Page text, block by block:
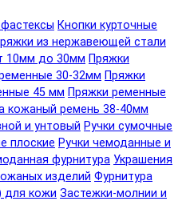
Кнопки курточные
из нержавеющей стали
10мм до 30мм Пряжки
30-32мм Пряжки
45 мм Пряжки ременные
кожаный ремень 38-40мм
и унтовый Ручки сумочные
плоские Ручки чемоданные и
фурнитура Украшения
изделий Фурнитура
для кожи Застежки-молнии и